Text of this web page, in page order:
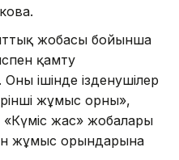
жобасы бойынша
қамту
ішінде ізденушілер
жұмыс орны»,
«Күміс жас» жобалары
жұмыс орындарына